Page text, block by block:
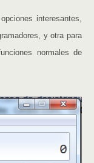
interesantes,
y otra para
normales de